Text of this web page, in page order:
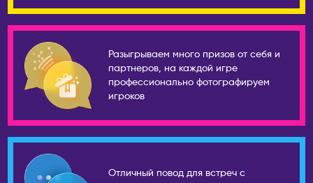
Сургут
Сыктывкар
Тамбов
Тверь
Тольятти
Тула
Тюмень
Инчхон
СЕРБИЯ
Белград
США
Майами
Разыгрываем много призов от себя и
партнеров, на каждой игре
профессионально фотографируем
игроков
Отличный повод для встреч с